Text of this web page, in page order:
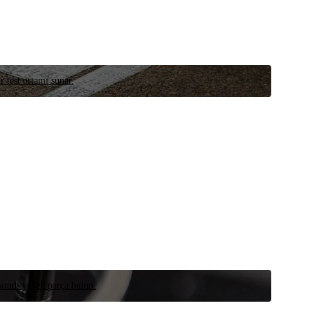
test ortamı sunar.
yedek parça bulun.